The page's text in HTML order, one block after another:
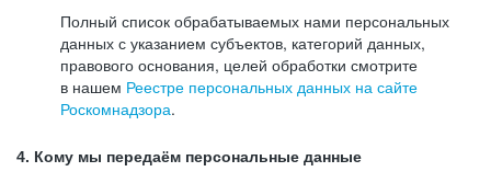
Полный список обрабатываемых нами персональных
данных с указанием субъектов, категорий данных,
правового основания, целей обработки смотрите
в нашем Реестре персональных данных на сайте
Роскомнадзора.
4. Кому мы передаём персональные данные